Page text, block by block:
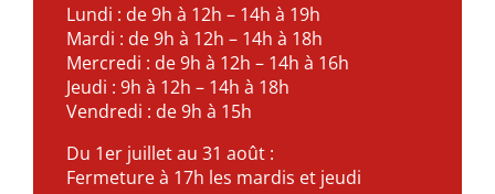
Lundi : de 9h à 12h – 14h à 19h
Mardi : de 9h à 12h – 14h à 18h
Mercredi : de 9h à 12h – 14h à 16h
Jeudi : 9h à 12h – 14h à 18h
Vendredi : de 9h à 15h
Du 1er juillet au 31 août :
Fermeture à 17h les mardis et jeudi